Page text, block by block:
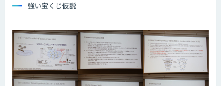
強い宝くじ仮説